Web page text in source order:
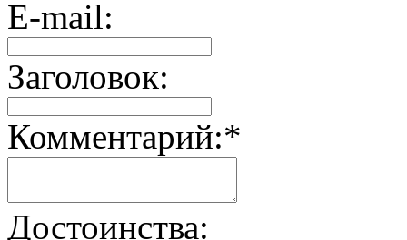
E-mail:
Заголовок:
Комментарий:*
Достоинства: